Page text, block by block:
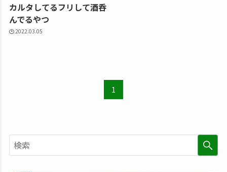
カルタしてるフリして酒呑
んでるやつ
2022.03.05
1